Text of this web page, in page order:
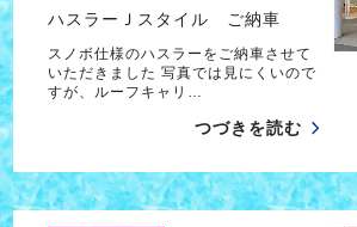
ハスラーＪスタイル ご納車
スノボ仕様のハスラーをご納車させて
いただきました 写真では見にくいので
すが、ルーフキャリ…
つづきを読む